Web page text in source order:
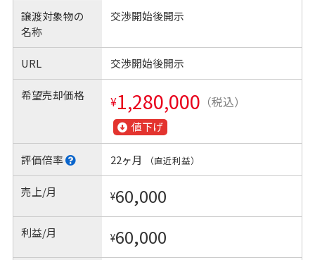
譲渡対象物の
名称
交渉開始後開示
URL 交渉開始後開示
希望売却価格 ¥1,280,000 （税込）
値下げ
評価倍率 22ヶ月 （直近利益）
売上/月 ¥60,000
利益/月 ¥60,000